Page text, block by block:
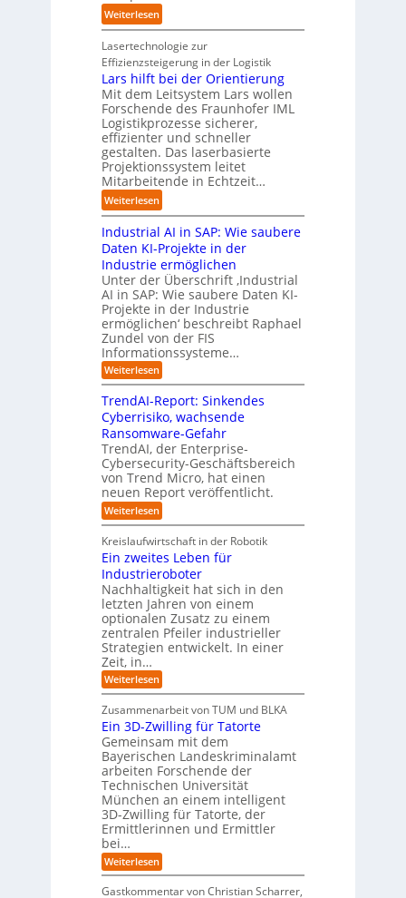
i
e
r
u
n
g
s
l
ö
s
u
n
g
e
n
n
d
s
t
r
i
e
a
u
t
o
m
a
i
s
i
e
r
u
n
g
d
u
t
r
i
a
l
B
s
i
n
e
s
s
E
c
y
s
t
e
m
v
o
n
F
o
r
m
w
a
s
b
e
i
o
m
a
t
i
o
n
.
O
g
w
ä
c
h
s
t
w
e
i
t
e
r
Weiterlesen:
S
t
u
d
i
e
z
e
g
t
M
i
s
s
r
a
u
e
n
g
e
g
e
n
ü
b
e
r
n
i
c
h
t
e
u
r
o
p
i
s
c
h
e
n
R
o
u
t
e
-
H
e
Lasertechnologie zur
Effizienzsteigerung in der Logistik
Lars hilft bei der Orientierung
Mit dem Leitsystem Lars wollen
Forschende des Fraunhofer IML
Logistikprozesse sicherer,
effizienter und schneller
gestalten. Das laserbasierte
Projektionssystem leitet
Mitarbeitende in Echtzeit…
Weiterlesen:
L
a
r
s
h
l
f
t
b
e
i
d
e
r
O
r
i
e
n
t
i
e
r
u
n
g
Industrial AI in SAP: Wie saubere
Daten KI-Projekte in der
Industrie ermöglichen
Unter der Überschrift ‚Industrial
AI in SAP: Wie saubere Daten KI-
Projekte in der Industrie
ermöglichen‘ beschreibt Raphael
Zundel von der FIS
Informationssysteme…
Weiterlesen:
I
n
d
u
s
t
r
i
a
l
A
I
n
S
A
P
:
W
i
e
s
u
b
e
r
e
D
a
t
e
n
K
I
-
r
o
j
e
TrendAI-Report: Sinkendes
Cyberrisiko, wachsende
Ransomware-Gefahr
TrendAI, der Enterprise-
Cybersecurity-Geschäftsbereich
von Trend Micro, hat einen
neuen Report veröffentlicht.
Weiterlesen:
T
e
n
d
A
I
-
R
e
p
r
t
S
i
n
k
e
n
d
e
s
C
b
e
r
r
Kreislaufwirtschaft in der Robotik
Ein zweites Leben für
Industrieroboter
Nachhaltigkeit hat sich in den
letzten Jahren von einem
optionalen Zusatz zu einem
zentralen Pfeiler industrieller
Strategien entwickelt. In einer
Zeit, in…
Weiterlesen:
E
n
z
w
e
i
t
e
s
L
e
e
n
ü
Zusammenarbeit von TUM und BLKA
Ein 3D-Zwilling für Tatorte
Gemeinsam mit dem
Bayerischen Landeskriminalamt
arbeiten Forschende der
Technischen Universität
München an einem intelligent
3D-Zwilling für Tatorte, der
Ermittlerinnen und Ermittler
bei…
Weiterlesen:
E
Gastkommentar von Christian Scharrer,